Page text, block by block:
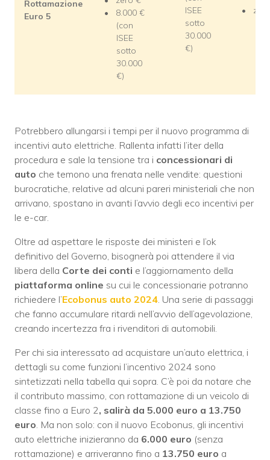
Rottamazione
Euro 5
8.000 €
(con
ISEE
sotto
30.000
€)
ISEE
sotto
30.000
€)
Potrebbero allungarsi i tempi per il nuovo programma di
incentivi auto elettriche. Rallenta infatti l’iter della
procedura e sale la tensione tra i concessionari di
auto che temono una frenata nelle vendite: questioni
burocratiche, relative ad alcuni pareri ministeriali che non
arrivano, spostano in avanti l’avvio degli eco incentivi per
le e-car.
Oltre ad aspettare le risposte dei ministeri e l’ok
definitivo del Governo, bisognerà poi attendere il via
libera della Corte dei conti e l’aggiornamento della
piattaforma online su cui le concessionarie potranno
richiedere l’Ecobonus auto 2024 . Una serie di passaggi
che fanno accumulare ritardi nell’avvio dell’agevolazione,
creando incertezza fra i rivenditori di automobili.
Per chi sia interessato ad acquistare un’auto elettrica, i
dettagli su come funzioni l’incentivo 2024 sono
sintetizzati nella tabella qui sopra. C’è poi da notare che
il contributo massimo, con rottamazione di un veicolo di
classe fino a Euro 2, salirà da 5.000 euro a 13.750
euro . Ma non solo: con il nuovo Ecobonus, gli incentivi
auto elettriche inizieranno da 6.000 euro (senza
rottamazione) e arriveranno fino a 13.750 euro a